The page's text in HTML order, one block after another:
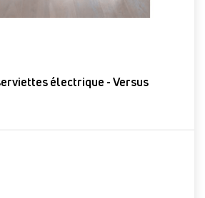
Radiateur sèche-serviettes électrique - Versus